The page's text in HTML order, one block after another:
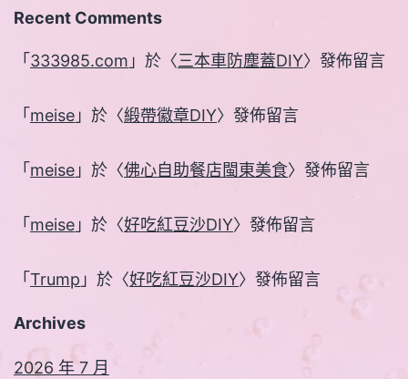
Recent Comments
「 333985.com 」於〈三本車防塵蓋DIY〉發佈留言
「 meise 」於〈緞帶徽章DIY〉發佈留言
「 meise 」於〈佛心自助餐店閩東美食〉發佈留言
「 meise 」於〈好吃紅豆沙DIY〉發佈留言
「 Trump 」於〈好吃紅豆沙DIY〉發佈留言
Archives
2026 年 7 月